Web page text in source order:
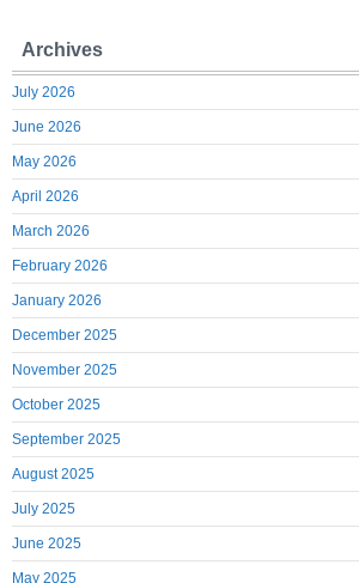
Archives
July 2026
June 2026
May 2026
April 2026
March 2026
February 2026
January 2026
December 2025
November 2025
October 2025
September 2025
August 2025
July 2025
June 2025
May 2025